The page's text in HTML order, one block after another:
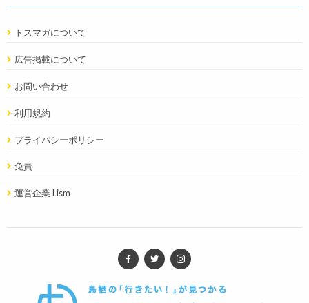
トスマガについて
広告掲載について
お問い合わせ
利用規約
プライバシーポリシー
免責
運営企業 Lism